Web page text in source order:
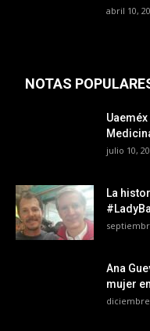
abril 10,
NOTAS
julio 10,
La
Ana
mujer
diciembre